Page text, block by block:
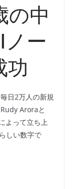
の中
ー
功
日2万人の新規
Aroraと
よって立ち上
しい数字で